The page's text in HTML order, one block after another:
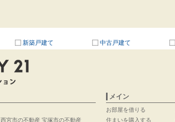
新築戸建て 中古戸建て
西宮市の不動産 宝塚市の不動産
メイン
お部屋を借りる
住まいを購入する